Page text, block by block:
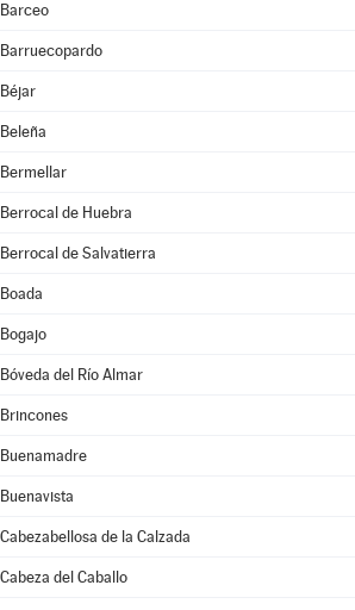
Barceo
Barruecopardo
Béjar
Beleña
Bermellar
Berrocal de Huebra
Berrocal de Salvatierra
Boada
Bogajo
Bóveda del Río Almar
Brincones
Buenamadre
Buenavista
Cabezabellosa de la Calzada
Cabeza del Caballo